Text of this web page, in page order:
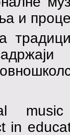
и
in